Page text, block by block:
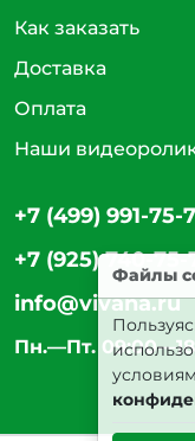
Как заказать
Доставка
Оплата
Наши
+7 (499) 991-75-
+7 (925) 740-75-
info@vivana.ru
Пн.—Пт.
Файлы